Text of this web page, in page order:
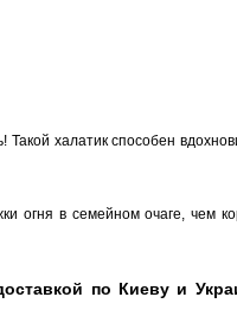
халатик способен
в семейном очаге, чем
по Киеву и